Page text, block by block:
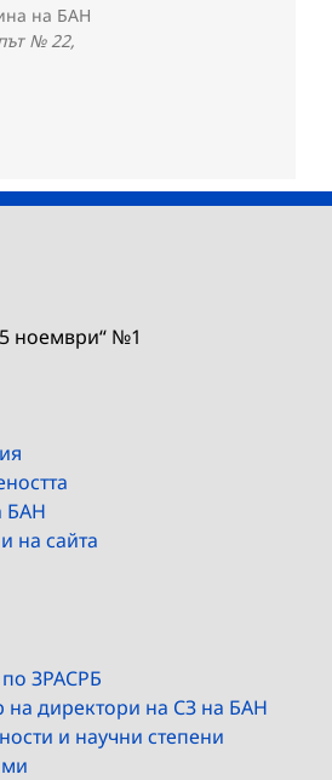
на БАН
№ 22,
ноември“ №1
БАН
на сайта
ЗРАСРБ
на директори на СЗ на БАН
и научни степени